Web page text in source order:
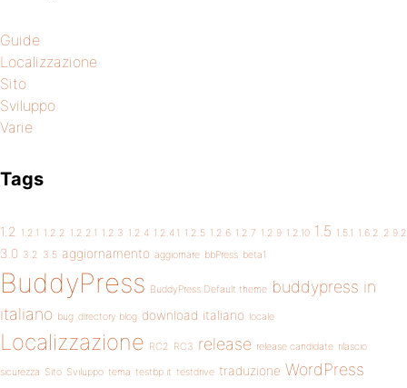
Guide
Localizzazione
Sito
Sviluppo
Varie
Tags
1.2 1.2.1 1.2.2 1.2.2.1 1.2.3 1.2.4 1.2.4.1 1.2.5 1.2.6 1.2.7 1.2.9 1.2.10 1.5 1.5.1 1.6.2 2.9.2
3.0 3.2 3.5 aggiornamento aggiornare bbPress beta1
BuddyPress BuddyPress Default theme buddypress in
italiano bug directory blog download italiano locale
Localizzazione RC2 RC3 release release candidate rilascio
sicurezza Sito Sviluppo tema testbp.it testdrive traduzione WordPress